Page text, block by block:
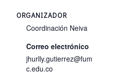
ORGANIZADOR
Coordinación Neiva
Correo electrónico
jhurlly.gutierrez@fum
c.edu.co